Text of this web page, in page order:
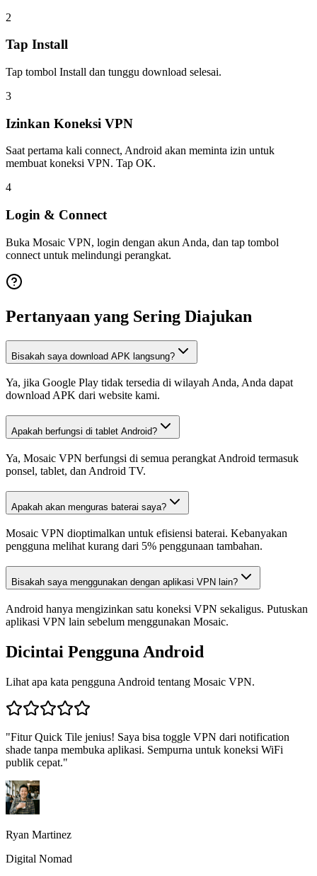
2
Tap Install
Tap tombol Install dan tunggu download selesai.
3
Izinkan Koneksi VPN
Saat pertama kali connect, Android akan meminta izin untuk
membuat koneksi VPN. Tap OK.
4
Login & Connect
Buka Mosaic VPN, login dengan akun Anda, dan tap tombol
connect untuk melindungi perangkat.
Pertanyaan yang Sering Diajukan
Bisakah saya download APK langsung?
Ya, jika Google Play tidak tersedia di wilayah Anda, Anda dapat
download APK dari website kami.
Apakah berfungsi di tablet Android?
Ya, Mosaic VPN berfungsi di semua perangkat Android termasuk
ponsel, tablet, dan Android TV.
Apakah akan menguras baterai saya?
Mosaic VPN dioptimalkan untuk efisiensi baterai. Kebanyakan
pengguna melihat kurang dari 5% penggunaan tambahan.
Bisakah saya menggunakan dengan aplikasi VPN lain?
Android hanya mengizinkan satu koneksi VPN sekaligus. Putuskan
aplikasi VPN lain sebelum menggunakan Mosaic.
Dicintai Pengguna Android
Lihat apa kata pengguna Android tentang Mosaic VPN.
"Fitur Quick Tile jenius! Saya bisa toggle VPN dari notification
shade tanpa membuka aplikasi. Sempurna untuk koneksi WiFi
publik cepat."
Ryan Martinez
Digital Nomad